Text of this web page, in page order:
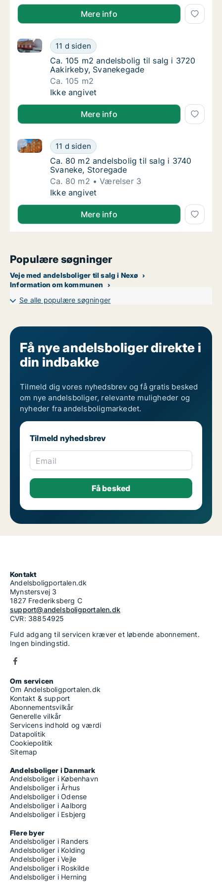
Mere info
Ca. 105 m2 andelsbolig til salg i 3720
11 d siden
Ca. 105 m2 andelsbolig til salg i 3720 Aakirkeby,
Ca. 105 m2 andelsbolig til salg i 3720
Ca. 105 m2 andelsbolig til salg i 3720
Aakirkeby, Svanekegade
Ca. 105 m2
Ca. 105 m2 andelsbolig til salg i 3720
Ikke angivet
Mere info
Ca. 80 m2 andelsbolig til salg i 3740
11 d siden
Ca. 80 m2 andelsbolig til salg i 3740 Svaneke,
Ca. 80 m2 andelsbolig til salg i 3740
Ca. 80 m2 andelsbolig til salg i 3740
Svaneke, Storegade
Ca. 80 m2
Værelser 3
Ca. 80 m2 andelsbolig til salg i 3740
Ikke angivet
Mere info
Populære søgninger
Veje med andelsboliger til salg i Nexø
Information om kommunen
Se alle populære søgninger
Få nye andelsboliger direkte i
din indbakke
Tilmeld dig vores nyhedsbrev og få gratis besked
om nye andelsboliger, relevante muligheder og
nyheder fra andelsboligmarkedet.
Tilmeld nyhedsbrev
Email
Kontakt
Andelsboligportalen.dk
Mynstersvej 3
1827 Frederiksberg C
support@andelsboligportalen.dk
CVR: 38854925
Fuld adgang til servicen kræver et løbende abonnement.
Ingen bindingstid.
Om servicen
Om Andelsboligportalen.dk
Kontakt & support
Abonnementsvilkår
Generelle vilkår
Servicens indhold og værdi
Datapolitik
Cookiepolitik
Sitemap
Andelsboliger i Danmark
Andelsboliger i København
Andelsboliger i Århus
Andelsboliger i Odense
Andelsboliger i Aalborg
Andelsboliger i Esbjerg
Flere byer
Andelsboliger i Randers
Andelsboliger i Kolding
Andelsboliger i Vejle
Andelsboliger i Roskilde
Andelsboliger i Herning